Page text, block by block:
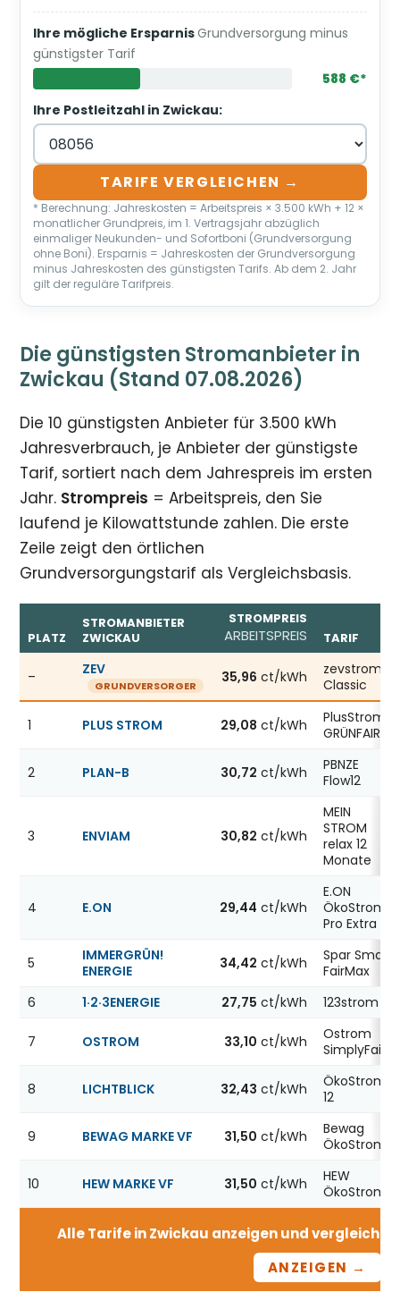
Ihre mögliche ErsparnisGrundversorgung minus
günstigster Tarif
588 €*
Ihre Postleitzahl in Zwickau:
TARIFE VERGLEICHEN →
* Berechnung: Jahreskosten = Arbeitspreis × 3.500 kWh + 12 ×
monatlicher Grundpreis, im 1. Vertragsjahr abzüglich
einmaliger Neukunden- und Sofortboni (Grundversorgung
ohne Boni). Ersparnis = Jahreskosten der Grundversorgung
minus Jahreskosten des günstigsten Tarifs. Ab dem 2. Jahr
gilt der reguläre Tarifpreis.
Die günstigsten Stromanbieter in
Zwickau (Stand 07.08.2026)
Die 10 günstigsten Anbieter für 3.500 kWh
Jahresverbrauch, je Anbieter der günstigste
Tarif, sortiert nach dem Jahrespreis im ersten
Jahr. Strompreis = Arbeitspreis, den Sie
laufend je Kilowattstunde zahlen. Die erste
Zeile zeigt den örtlichen
Grundversorgungstarif als Vergleichsbasis.
Günstigste Stromanbieter in Zwickau, Stand
PLATZ
STROMANBIETER
ZWICKAU
STROMPREIS
ARBEITSPREIS TARIF
– ZEV
GRUNDVERSORGER
35,96 ct/kWh
zevstrom
Classic
1 PLUS STROM 29,08 ct/kWh
PlusStrom
GRÜNFAIR
2 PLAN-B 30,72 ct/kWh
PBNZE
Flow12
3 ENVIAM 30,82 ct/kWh
MEIN
STROM
relax 12
Monate
4 E.ON 29,44 ct/kWh
E.ON
ÖkoStrom
Pro Extra 12
5
IMMERGRÜN!
ENERGIE
34,42 ct/kWh
Spar Smart
FairMax
6
1·2·3ENERGIE 27,75 ct/kWh 123strom
7 OSTROM 33,10 ct/kWh
Ostrom
SimplyFair
8 LICHTBLICK 32,43 ct/kWh
ÖkoStrom
12
9 BEWAG MARKE VF 31,50 ct/kWh
Bewag
ÖkoStrom12
10 HEW MARKE VF 31,50 ct/kWh
HEW
ÖkoStrom12
Alle Tarife in Zwickau anzeigen und vergleichen
ANZEIGEN →